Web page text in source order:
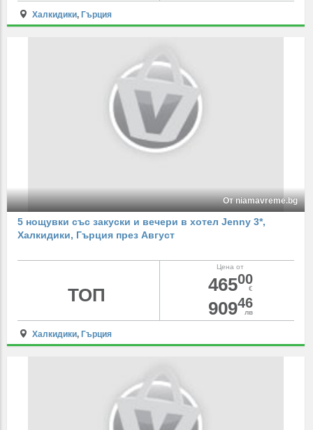
Халкидики, Гърция
От niamavreme.bg
5 нощувки със закуски и вечери в хотел Jenny 3*,
Халкидики, Гърция през Август
Цена от
46500
€
90946
лв
ТОП
Халкидики, Гърция